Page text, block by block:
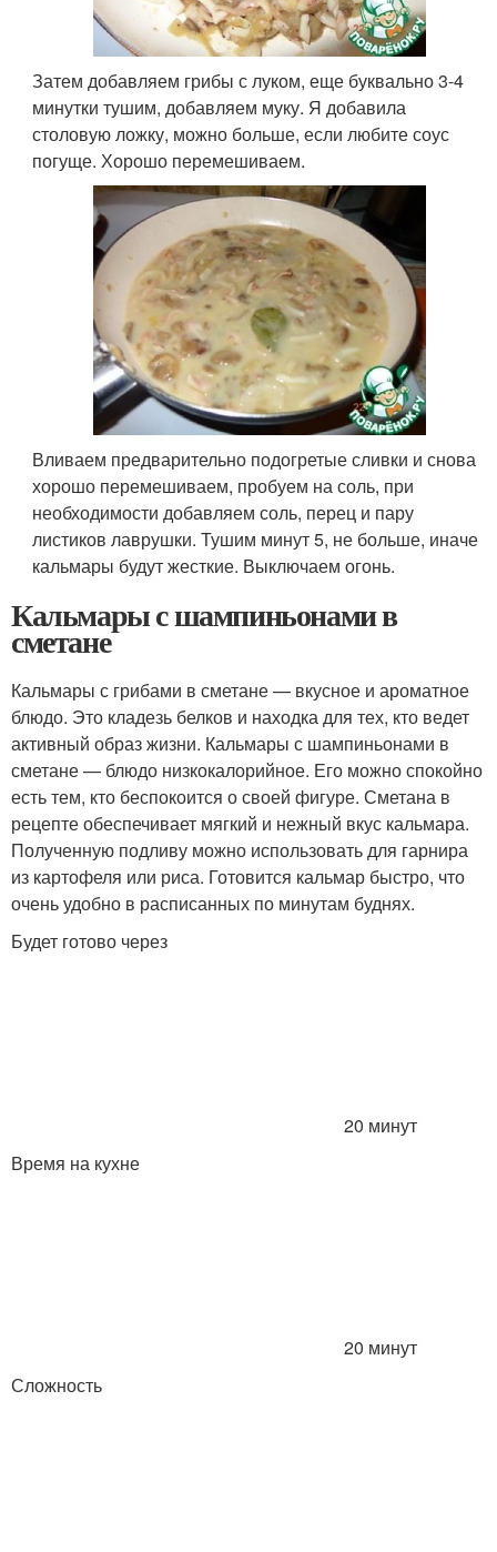
Затем добавляем грибы с луком, еще буквально 3-4
минутки тушим, добавляем муку. Я добавила
столовую ложку, можно больше, если любите соус
погуще. Хорошо перемешиваем.
Вливаем предварительно подогретые сливки и снова
хорошо перемешиваем, пробуем на соль, при
необходимости добавляем соль, перец и пару
листиков лаврушки. Тушим минут 5, не больше, иначе
кальмары будут жесткие. Выключаем огонь.
Кальмары с шампиньонами в
сметане
Кальмары с грибами в сметане — вкусное и ароматное
блюдо. Это кладезь белков и находка для тех, кто ведет
активный образ жизни. Кальмары с шампиньонами в
сметане — блюдо низкокалорийное. Его можно спокойно
есть тем, кто беспокоится о своей фигуре. Сметана в
рецепте обеспечивает мягкий и нежный вкус кальмара.
Полученную подливу можно использовать для гарнира
из картофеля или риса. Готовится кальмар быстро, что
очень удобно в расписанных по минутам буднях.
Будет готово через
20 минут
Время на кухне
20 минут
Сложность